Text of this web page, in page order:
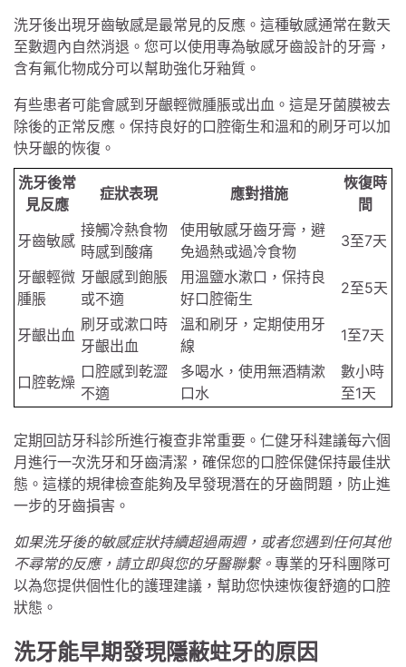
洗牙後出現牙齒敏感是最常見的反應。這種敏感通常在數天
至數週內自然消退。您可以使用專為敏感牙齒設計的牙膏，
含有氟化物成分可以幫助強化牙釉質。
有些患者可能會感到牙齦輕微腫脹或出血。這是牙菌膜被去
除後的正常反應。保持良好的口腔衛生和溫和的刷牙可以加
快牙齦的恢復。
洗牙後常
見反應
症狀表現 應對措施
恢復時
間
牙齒敏感
接觸冷熱食物
時感到酸痛
使用敏感牙齒牙膏，避
免過熱或過冷食物
3至7天
牙齦輕微
腫脹
牙齦感到飽脹
或不適
用溫鹽水漱口，保持良
好口腔衛生
2至5天
牙齦出血
刷牙或漱口時
牙齦出血
溫和刷牙，定期使用牙
線
1至7天
口腔乾燥
口腔感到乾澀
不適
多喝水，使用無酒精漱
口水
數小時
至1天
定期回訪牙科診所進行複查非常重要。仁健牙科建議每六個
月進行一次洗牙和牙齒清潔，確保您的口腔保健保持最佳狀
態。這樣的規律檢查能夠及早發現潛在的牙齒問題，防止進
一步的牙齒損害。
如果洗牙後的敏感症狀持續超過兩週，或者您遇到任何其他
不尋常的反應，請立即與您的牙醫聯繫。 專業的牙科團隊可
以為您提供個性化的護理建議，幫助您快速恢復舒適的口腔
狀態。
洗牙能早期發現隱蔽蛀牙的原因